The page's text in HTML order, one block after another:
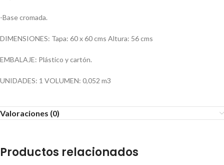
-Base cromada.
DIMENSIONES: Tapa: 60 x 60 cms Altura: 56 cms
EMBALAJE: Plástico y cartón.
UNIDADES: 1 VOLUMEN: 0,052 m3
Valoraciones (0)
Productos relacionados